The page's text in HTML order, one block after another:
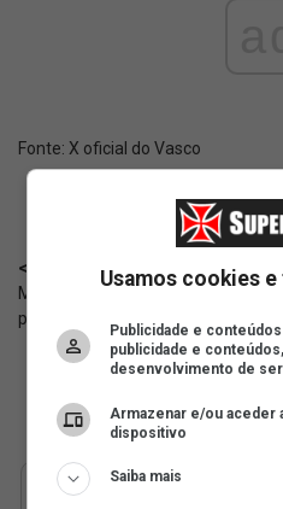
Fonte: X oficial do Vasco
< Anterior
Meia do Sub-20 é integrado aos
profissionais do Vasco
Usamos cookies
Publicidade e
publicidade e
desenvolvimento de
Armazenar e/ou aceder
dispositivo
Saiba mais